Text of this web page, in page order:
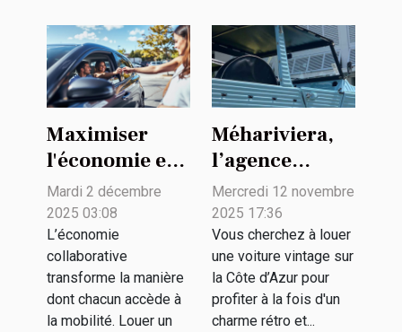
Maximiser
l'économie en
louant des
véhicules
entre
particuliers
Mardi 2 décembre
2025 03:08
L’économie
collaborative
transforme la manière
dont chacun accède à
la mobilité. Louer un
Méhariviera,
l’agence
spécialisée
dans la
location de
voitures
vintage
Mercredi 12 novembre
2025 17:36
Vous cherchez à louer
une voiture vintage sur
la Côte d’Azur pour
profiter à la fois d'un
charme rétro et...